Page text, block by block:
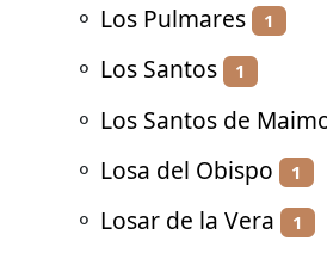
⚬ Los Pulmares 1
⚬ Los Santos 1
⚬ Los Santos de
⚬ Losa del Obispo 1
⚬ Losar de la Vera 1